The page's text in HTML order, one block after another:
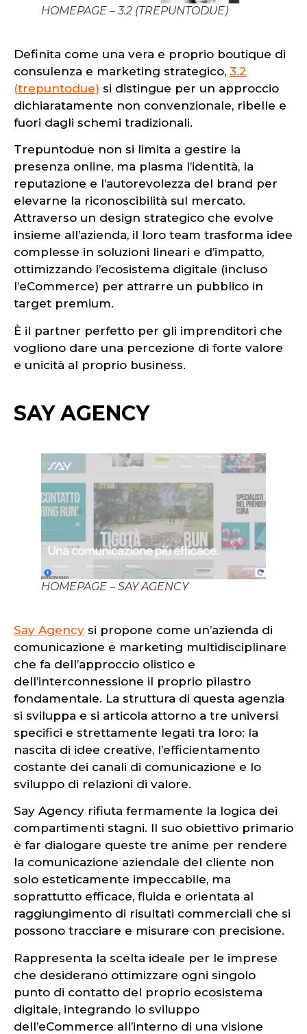
HOMEPAGE – 3.2 (TREPUNTODUE)
Definita come una vera e proprio boutique di
consulenza e marketing strategico, 3.2
(trepuntodue) si distingue per un approccio
dichiaratamente non convenzionale, ribelle e
fuori dagli schemi tradizionali.
Trepuntodue non si limita a gestire la
presenza online, ma plasma l’identità, la
reputazione e l’autorevolezza del brand per
elevarne la riconoscibilità sul mercato.
Attraverso un design strategico che evolve
insieme all’azienda, il loro team trasforma idee
complesse in soluzioni lineari e d’impatto,
ottimizzando l’ecosistema digitale (incluso
l’eCommerce) per attrarre un pubblico in
target premium.
È il partner perfetto per gli imprenditori che
vogliono dare una percezione di forte valore
e unicità al proprio business.
SAY AGENCY
HOMEPAGE – SAY AGENCY
Say Agency si propone come un’azienda di
comunicazione e marketing multidisciplinare
che fa dell’approccio olistico e
dell’interconnessione il proprio pilastro
fondamentale. La struttura di questa agenzia
si sviluppa e si articola attorno a tre universi
specifici e strettamente legati tra loro: la
nascita di idee creative, l’efficientamento
costante dei canali di comunicazione e lo
sviluppo di relazioni di valore.
Say Agency rifiuta fermamente la logica dei
compartimenti stagni. Il suo obiettivo primario
è far dialogare queste tre anime per rendere
la comunicazione aziendale del cliente non
solo esteticamente impeccabile, ma
soprattutto efficace, fluida e orientata al
raggiungimento di risultati commerciali che si
possono tracciare e misurare con precisione.
Rappresenta la scelta ideale per le imprese
che desiderano ottimizzare ogni singolo
punto di contatto del proprio ecosistema
digitale, integrando lo sviluppo
dell’eCommerce all’interno di una visione